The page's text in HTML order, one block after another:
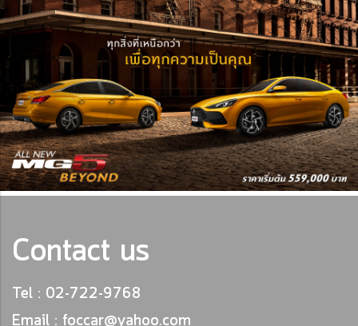
Contact us
Tel : 02-722-9768
Email : foccar@yahoo.com